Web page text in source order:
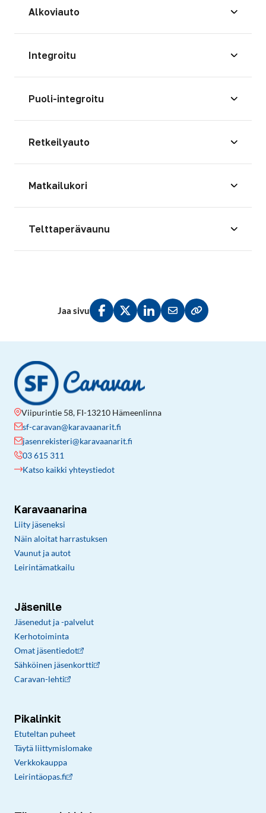
Alkoviauto
Integroitu
Puoli-integroitu
Retkeilyauto
Matkailukori
Telttaperävaunu
Jaa sivu
Jaa Facebookissa
Jaa Twitterissä
Jaa LinkedInissä
Jaa sähköpostitse
Kopioi linkki
Viipurintie 58, FI-13210 Hämeenlinna
sf-caravan@karavaanarit.fi
jasenrekisteri@karavaanarit.fi
03 615 311
Katso kaikki yhteystiedot
Karavaanarina
Liity jäseneksi
Näin aloitat harrastuksen
Vaunut ja autot
Leirintämatkailu
Jäsenille
Jäsenedut ja -palvelut
Kerhotoiminta
Omat jäsentiedot
Sähköinen jäsenkortti
Caravan-lehti
Pikalinkit
Etuteltan puheet
Täytä liittymislomake
Verkkokauppa
Leirintäopas.fi